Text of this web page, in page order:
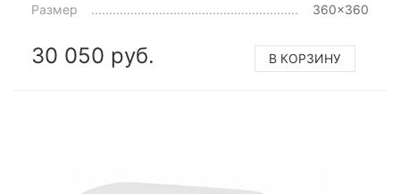
Размер
360x360
30 050 руб. В КОРЗИНУ